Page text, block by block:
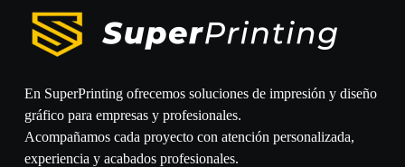
En SuperPrinting ofrecemos soluciones de impresión y diseño
gráfico para empresas y profesionales.
Acompañamos cada proyecto con atención personalizada,
experiencia y acabados profesionales.